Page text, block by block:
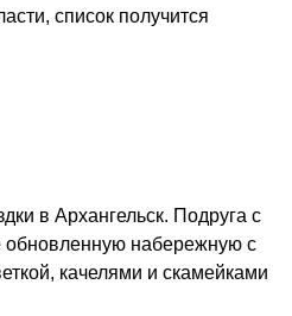
список получится
в Архангельск. Подруга с
обновленную набережную с
качелями и скамейками